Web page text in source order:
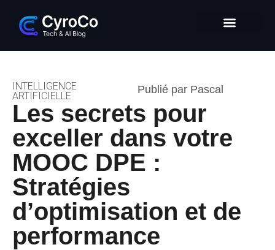
INTELLIGENCE
ARTIFICIELLE
Publié par Pascal
Les secrets pour
exceller dans votre
MOOC DPE :
Stratégies
d’optimisation et de
performance